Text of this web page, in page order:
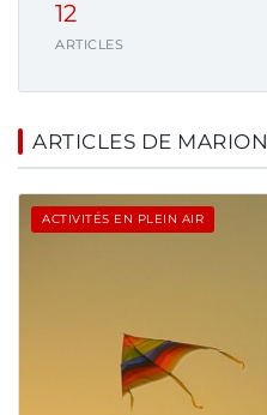
12
ARTICLES
ARTICLES DE MARION
ACTIVITÉS EN PLEIN AIR